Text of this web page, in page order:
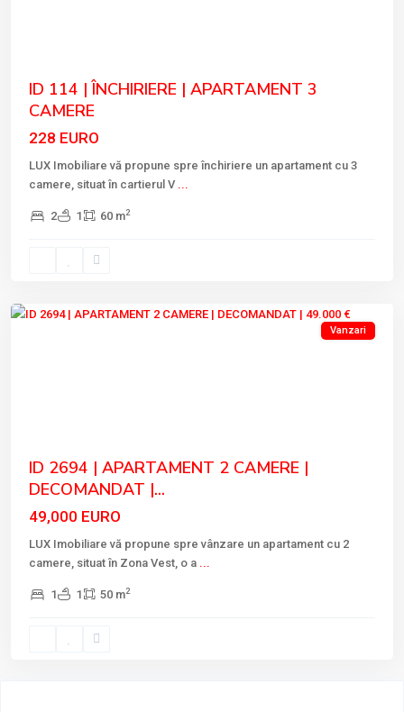
ID 114 | ÎNCHIRIERE | APARTAMENT 3
CAMERE
228 EURO
LUX Imobiliare vă propune spre închiriere un apartament cu 3
camere, situat în cartierul V ...
2 1 60 m2
Vanzari
ID 2694 | APARTAMENT 2 CAMERE |
DECOMANDAT |...
49,000 EURO
LUX Imobiliare vă propune spre vânzare un apartament cu 2
camere, situat în Zona Vest, o a ...
1 1 50 m2